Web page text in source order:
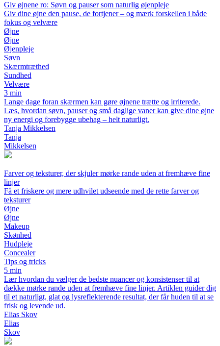
Giv øjnene ro: Søvn og pauser som naturlig øjenpleje
Giv dine øjne den pause, de fortjener – og mærk forskellen i både
fokus og velvære
Øjne
Øjne
Øjenpleje
Søvn
Skærmtræthed
Sundhed
Velvære
3 min
Lange dage foran skærmen kan gøre øjnene trætte og irriterede.
Læs, hvordan søvn, pauser og små daglige vaner kan give dine øjne
ny energi og forebygge ubehag – helt naturligt.
Tanja Mikkelsen
Tanja
Mikkelsen
Farver og teksturer, der skjuler mørke rande uden at fremhæve fine
linjer
Få et friskere og mere udhvilet udseende med de rette farver og
teksturer
Øjne
Øjne
Makeup
Skønhed
Hudpleje
Concealer
Tips og tricks
5 min
Lær hvordan du vælger de bedste nuancer og konsistenser til at
dække mørke rande uden at fremhæve fine linjer. Artiklen guider dig
til et naturligt, glat og lysreflekterende resultat, der får huden til at se
frisk og levende ud.
Elias Skov
Elias
Skov